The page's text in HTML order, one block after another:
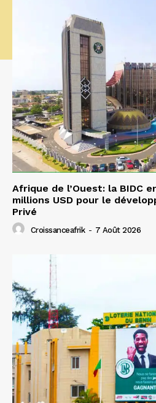
Afrique de l’Ouest: la BIDC
millions USD pour le
Privé
Croissanceafrik - 7 Août 2026